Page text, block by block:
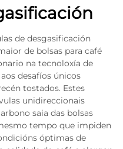
de desgasificación
de bolsas para café
na tecnoloxía de
desafíos únicos
tostados. Estes
unidireccionais
saia das bolsas
tempo que impiden
óptimas de